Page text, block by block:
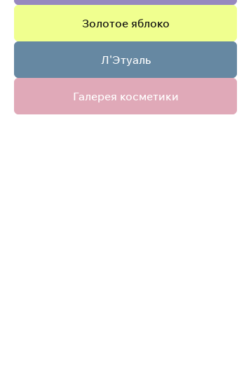
Золотое яблоко
Л'Этуаль
Галерея косметики